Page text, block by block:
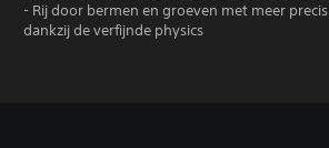
- Rij door bermen en groeven met meer
dankzij de verfijnde physics